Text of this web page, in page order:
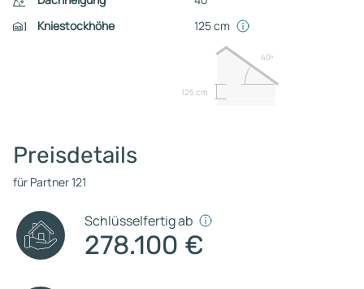
Kniestockhöhe
125 cm
125 cm
40º
Preisdetails
für Partner 121
Schlüsselfertig ab
278.100 €